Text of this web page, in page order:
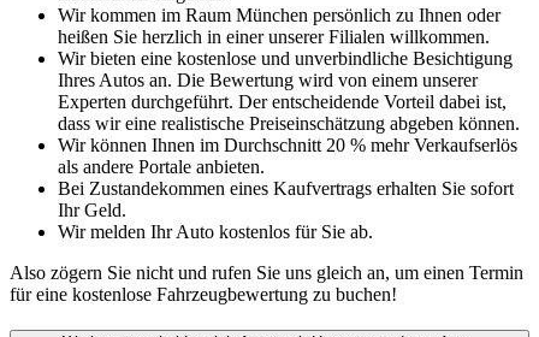
Wir kommen im Raum München persönlich zu Ihnen oder
heißen Sie herzlich in einer unserer Filialen willkommen.
Wir bieten eine kostenlose und unverbindliche Besichtigung
Ihres Autos an. Die Bewertung wird von einem unserer
Experten durchgeführt. Der entscheidende Vorteil dabei ist,
dass wir eine realistische Preiseinschätzung abgeben können.
Wir können Ihnen im Durchschnitt 20 % mehr Verkaufserlös
als andere Portale anbieten.
Bei Zustandekommen eines Kaufvertrags erhalten Sie sofort
Ihr Geld.
Wir melden Ihr Auto kostenlos für Sie ab.
Also zögern Sie nicht und rufen Sie uns gleich an, um einen Termin
für eine kostenlose Fahrzeugbewertung zu buchen!